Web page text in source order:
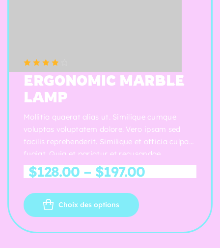
Note4.00
sur 5
ERGONOMIC MARBLE
LAMP
Mollitia quaerat alias ut. Similique cumque
voluptas voluptatem dolore. Vero ipsam sed
facilis reprehenderit. Similique et officia culpa
fugiat. Quia et pariatur et recusandae.
$128.00 – $197.00
Choix des options